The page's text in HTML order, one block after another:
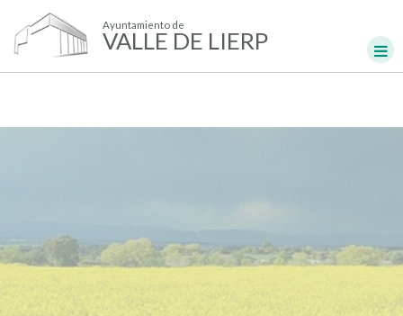
Ayuntamiento de
VALLE DE LIERP